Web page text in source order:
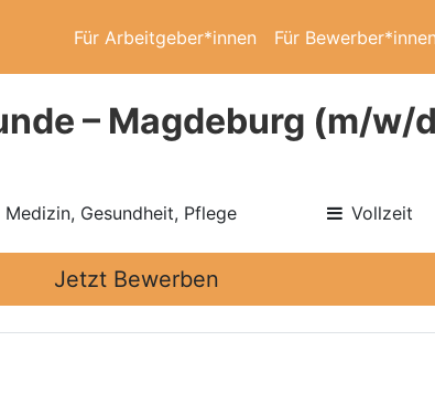
Für Arbeitgeber*innen Für Bewerber*innen
– Magdeburg (m/w/
Medizin, Gesundheit, Pflege Vollzeit
Jetzt Bewerben